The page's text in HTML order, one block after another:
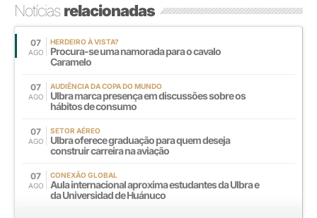
Notíciasrelacionadas
07
AGO
HERDEIRO À VISTA?
Procura-se uma namorada para o cavalo
Caramelo
07
AGO
AUDIÊNCIA DA COPA DO MUNDO
Ulbra marca presença em discussões sobre os
hábitos de consumo
07
AGO
SETOR AÉREO
Ulbra oferece graduação para quem deseja
construir carreira na aviação
07
AGO
CONEXÃO GLOBAL
Aula internacional aproxima estudantes da Ulbra e
da Universidad de Huánuco